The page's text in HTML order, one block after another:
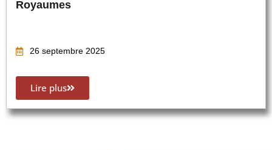
Royaumes
26 septembre 2025
Lire plus